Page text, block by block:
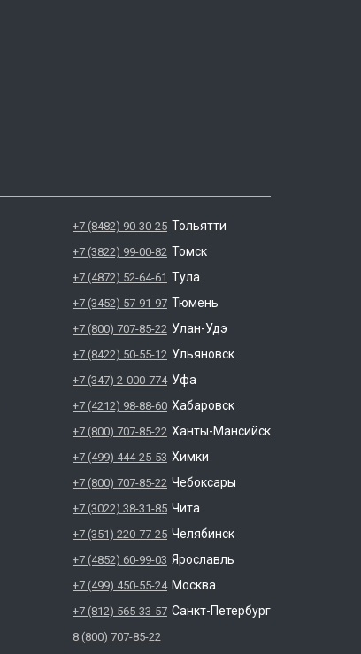
+7 (8482) 90-30-25 Тольятти
+7 (3822) 99-00-82 Томск
+7 (4872) 52-64-61 Тула
+7 (3452) 57-91-97 Тюмень
+7 (800) 707-85-22 Улан-Удэ
+7 (8422) 50-55-12 Ульяновск
+7 (347) 2-000-774 Уфа
+7 (4212) 98-88-60 Хабаровск
+7 (800) 707-85-22 Ханты-Мансийск
+7 (499) 444-25-53 Химки
+7 (800) 707-85-22 Чебоксары
+7 (3022) 38-31-85 Чита
+7 (351) 220-77-25 Челябинск
+7 (4852) 60-99-03 Ярославль
+7 (499) 450-55-24 Москва
+7 (812) 565-33-57 Санкт-Петербург
8 (800) 707-85-22